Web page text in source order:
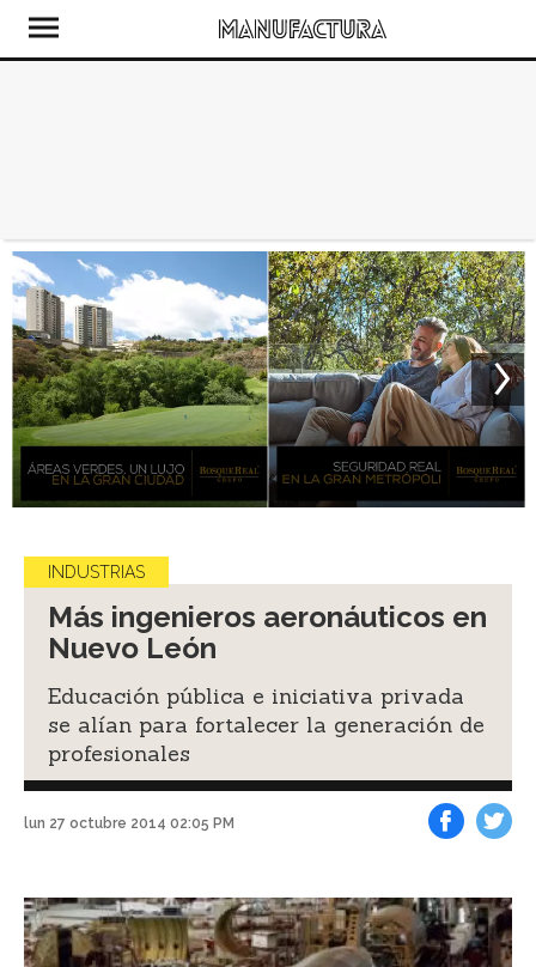
INDUSTRIAS
Más ingenieros aeronáuticos en
Nuevo León
Educación pública e iniciativa privada
se alían para fortalecer la generación de
profesionales
lun 27 octubre 2014 02:05 PM